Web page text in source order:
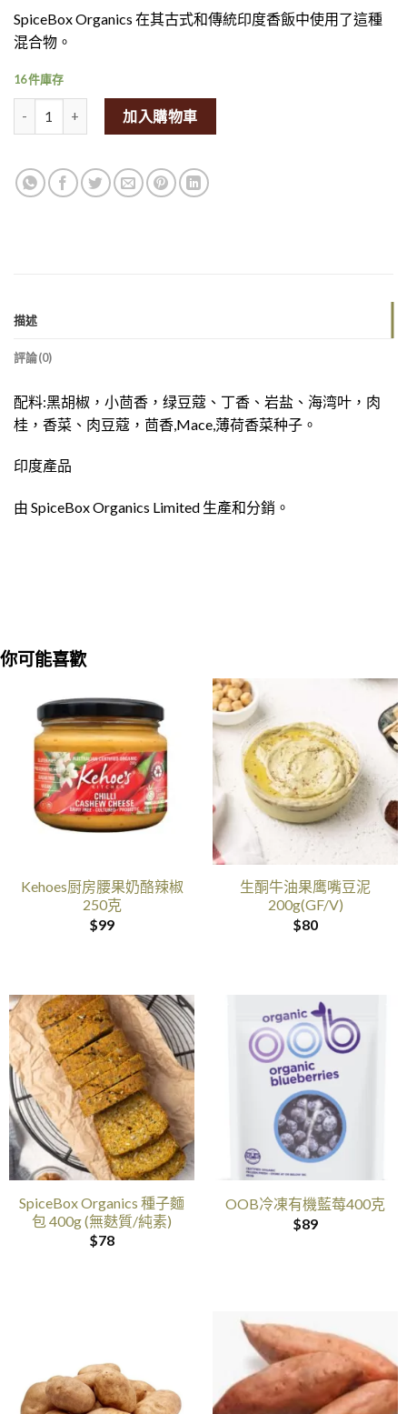
SpiceBox Organics 在其古式和傳統印度香飯中使用了這種
混合物。
16 件庫存
SpiceBox Organics Organic Biryani Masala 100g (By Weight)量
加入購物車
描述
評論(0)
配料:黑胡椒，小茴香，绿豆蔻、丁香、岩盐、海湾叶，肉
桂，香菜、肉豆蔻，茴香,Mace,薄荷香菜种子。
印度產品
由 SpiceBox Organics Limited 生產和分銷。
你可能喜歡
Kehoes厨房腰果奶酪辣椒
250克
$99
生酮牛油果鹰嘴豆泥
200g(GF/V)
$80
SpiceBox Organics 種子麵
包 400g (無麩質/純素)
$78
OOB冷凍有機藍莓400克
$89